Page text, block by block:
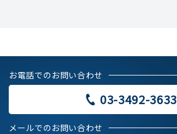
お電話でのお問い合わせ
03-3492-3633
メールでのお問い合わせ